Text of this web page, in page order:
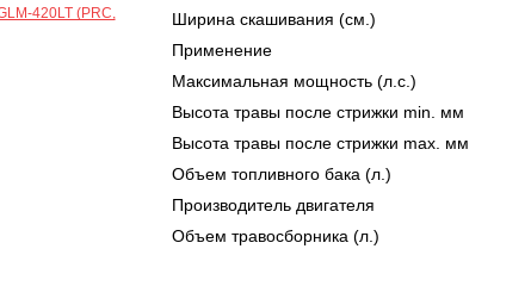
Ширина скашивания (см.)
Применение
Максимальная мощность (л.с.)
Высота травы после стрижки min. мм
Высота травы после стрижки max. мм
Объем топливного бака (л.)
Производитель двигателя
Объем травосборника (л.)